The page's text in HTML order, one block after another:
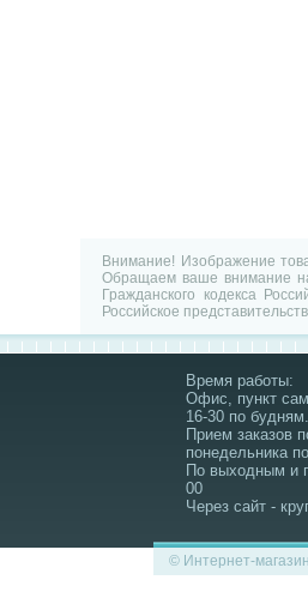
Внимание! Изображение
Обращаем ваше внимание
Гражданского кодекса
Российское
Время работы:
Офис, пункт
16-30 по будням.
Прием заказов
понедельника
По выходным и
00
Через сайт -
© Интернет-